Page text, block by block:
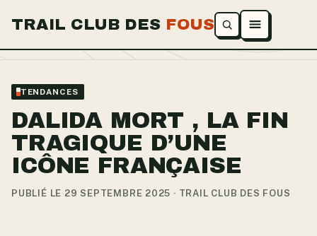
TRAIL CLUB DES FOUS Ouvrir le menu
TENDANCES
DALIDA MORT , LA FIN
TRAGIQUE D’UNE
ICÔNE FRANÇAISE
PUBLIÉ LE 29 SEPTEMBRE 2025 · TRAIL CLUB DES FOUS